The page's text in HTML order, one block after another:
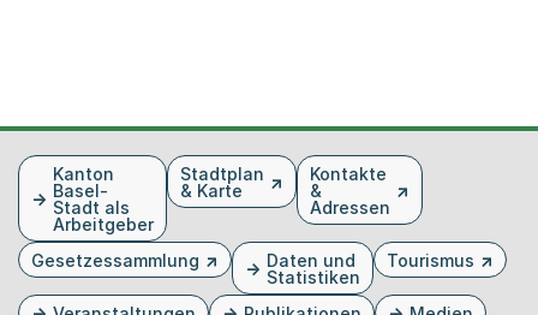
FusszeileKanton
Basel-
Stadt als
Arbeitgeber
Stadtplan
& Karte
Kontakte
&
Adressen
Gesetzessammlung
Daten und
Statistiken
Tourismus